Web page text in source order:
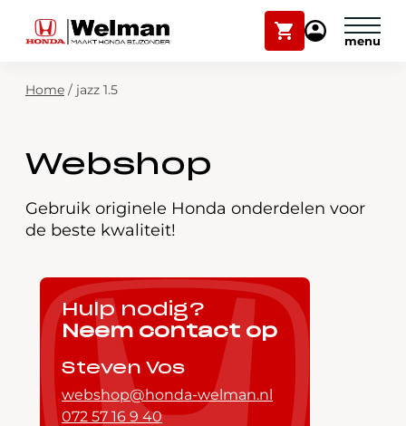
Winkelwagen
Mijn
Modellen
Over ons
Webshop
Contact
Zoekfunctie
Plan onderhoud
Mijn Honda Welman
Home / jazz 1.5
Webshop
Gebruik originele Honda onderdelen voor
de beste kwaliteit!
Hulp nodig?
Neem contact op
Steven Vos
webshop@honda-welman.nl
072 57 16 9 40